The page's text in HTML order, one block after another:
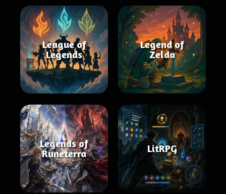
League of
Legends
Legend of
Zelda
Legends of
Runeterra
LitRPG